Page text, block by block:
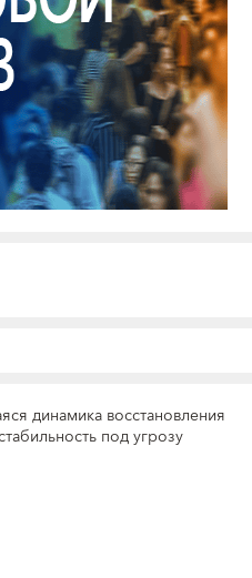
динамика восстановления
под угрозу